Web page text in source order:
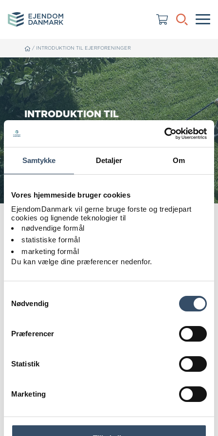
Samtykke Detaljer Om
Vores hjemmeside bruger cookies
EjendomDanmark vil gerne bruge forste og tredjepart
cookies og lignende teknologier til
nødvendige formål
statistiske formål
marketing formål
Du kan vælge dine præferencer nedenfor.
Nødvendig
Præferencer
Statistik
Marketing
/ INTRODUKTION TIL EJERFORENINGER
INTRODUKTION TIL
Du skal være
logget ind for
Einfo@ejd.dk